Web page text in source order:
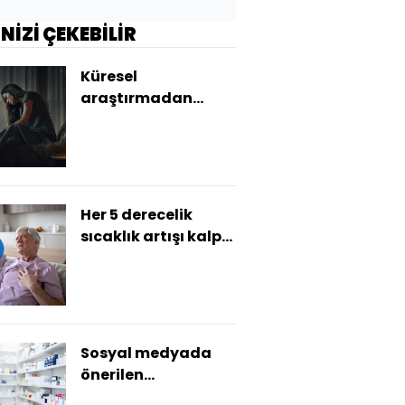
ÇEKEBİLİR
Küresel
araştırmadan
Her 5 derecelik
sıcaklık artışı kalp
Sosyal medyada
önerilen